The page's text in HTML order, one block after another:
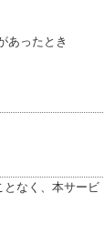
あったとき
となく、本サービ